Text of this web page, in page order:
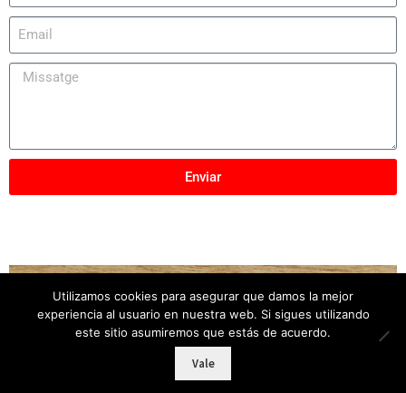
Enviar
Copyright © 2025 Mobles Elber – Tots els drets
reservats
Utilizamos cookies para asegurar que damos la mejor
experiencia al usuario en nuestra web. Si sigues utilizando
este sitio asumiremos que estás de acuerdo.
Vale